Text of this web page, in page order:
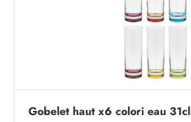
Gobelet haut x6 colori eau 31cl